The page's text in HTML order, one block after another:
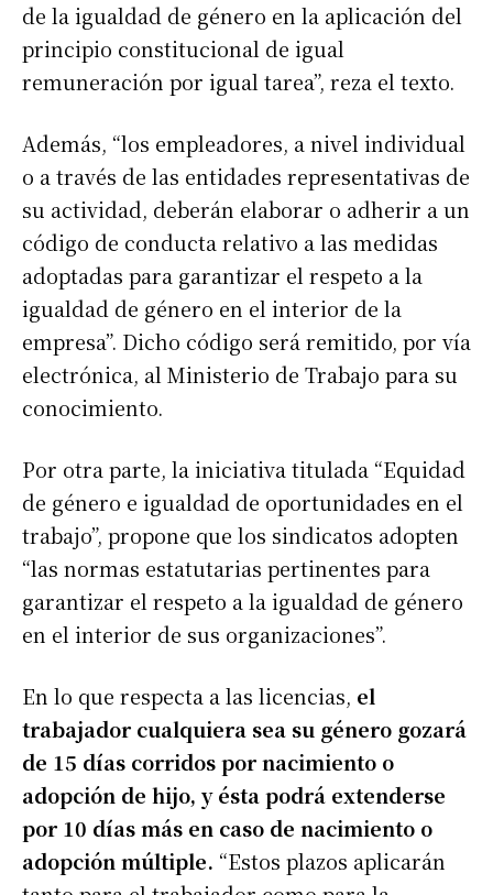
de la igualdad de género en la aplicación del
principio constitucional de igual
remuneración por igual tarea”, reza el texto.
Además, “los empleadores, a nivel individual
o a través de las entidades representativas de
su actividad, deberán elaborar o adherir a un
código de conducta relativo a las medidas
adoptadas para garantizar el respeto a la
igualdad de género en el interior de la
empresa”. Dicho código será remitido, por vía
electrónica, al Ministerio de Trabajo para su
conocimiento.
Por otra parte, la iniciativa titulada “Equidad
de género e igualdad de oportunidades en el
trabajo”, propone que los sindicatos adopten
“las normas estatutarias pertinentes para
garantizar el respeto a la igualdad de género
en el interior de sus organizaciones”.
En lo que respecta a las licencias, el
trabajador cualquiera sea su género gozará
de 15 días corridos por nacimiento o
adopción de hijo, y ésta podrá extenderse
por 10 días más en caso de nacimiento o
adopción múltiple. “Estos plazos aplicarán